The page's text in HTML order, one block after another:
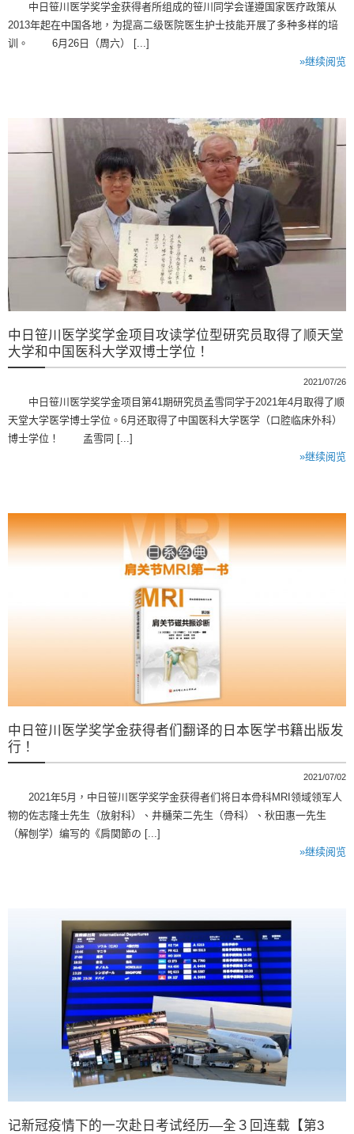
中日笹川医学奖学金获得者所组成的笹川同学会谨遵国家医疗政策从
2013年起在中国各地，为提高二级医院医生护士技能开展了多种多样的培
训。 6月26日（周六） [...]
»继续阅览
中日笹川医学奖学金项目攻读学位型研究员取得了顺天堂
大学和中国医科大学双博士学位！
2021/07/26
中日笹川医学奖学金项目第41期研究员孟雪同学于2021年4月取得了顺
天堂大学医学博士学位。6月还取得了中国医科大学医学（口腔临床外科）
博士学位！ 孟雪同 [...]
»继续阅览
中日笹川医学奖学金获得者们翻译的日本医学书籍出版发
行！
2021/07/02
2021年5月，中日笹川医学奖学金获得者们将日本骨科MRI领域领军人
物的佐志隆士先生（放射科）、井樋荣二先生（骨科）、秋田惠一先生
（解刨学）编写的《肩関節の [...]
»继续阅览
记新冠疫情下的一次赴日考试经历―全３回连载【第3